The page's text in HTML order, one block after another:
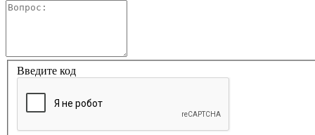
Введите код